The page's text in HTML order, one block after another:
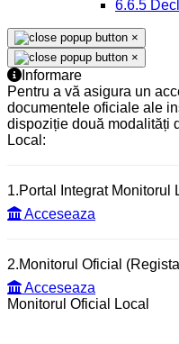
6.6.5
×
×
Informare
Pentru a vă asigura un
documentele oficiale ale
dispoziție două modalități
Local:
1.Portal Integrat Monitorul
Acceseaza
2.Monitorul Oficial
Acceseaza
Monitorul Oficial Local